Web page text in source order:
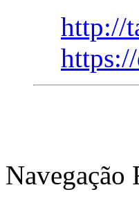
http://
Navegação